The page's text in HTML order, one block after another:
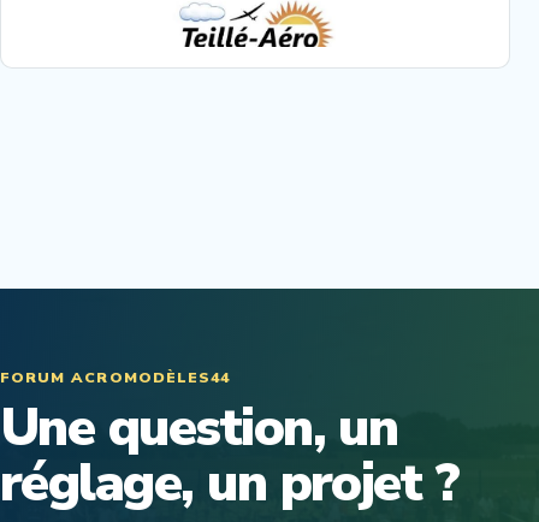
FORUM ACROMODÈLES44
Une question, un
réglage, un projet ?